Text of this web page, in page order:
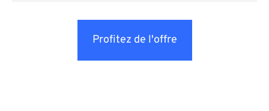
Profitez de l'offre